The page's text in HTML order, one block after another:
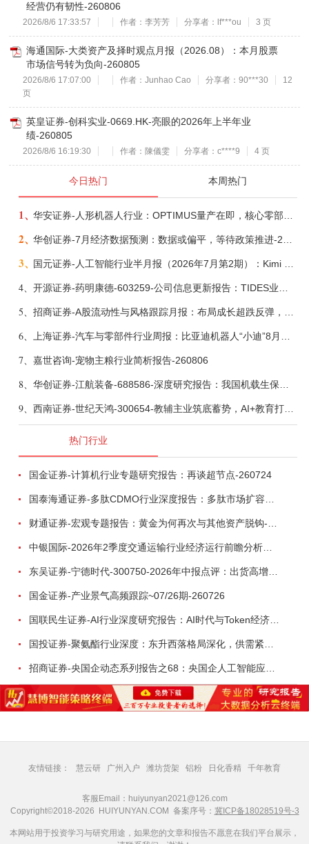
经营仍有韧性-260806
2026/8/6 17:33:57 作者：李芳芳 分享者：lf***ou 3 页
海通国际-大类资产及择时观点月报（2026.08）：本月股票
市场信号转为负向-260805
2026/8/6 17:07:00 作者：Junhao Cao 分享者：90***30
12
页
英皇证券-创科实业-0669.HK-亮眼的2026年上半年业
绩-260805
2026/8/6 16:19:30 作者：陳儀雯 分享者：c****9 4 页
今日热门 本周热门
1、 华安证券-人形机器人行业：OPTIMUS量产在即，核心零部件充分受益-260803
2、 华创证券-7月经济数据预测：数据或偏平，等待政策推进-260805
3、 国元证券-人工智能行业半月报（2026年7月第2期）：Kimi K3发布，引领开源大模型发展-260805
4、 开源证券-药明康德-603259-公司信息更新报告：TIDES业务超预期增长，小分子D&M加速向上-260805
5、 招商证券-A股流动性与风格跟踪月报：布局成长超跌反弹，保留部分再平衡配置-260805
6、 上海证券-汽车与零部件行业周报：比亚迪机器人“小迪”8月亮相，“人工智能+”赋能邮政无人机无人车加速落地-260805
7、 嘉世咨询-宠物主粮行业简析报告-260806
8、 华创证券-江航装备-688586-深度研究报告：我国机载生保与燃油系统核心供应商，发力“民机+军贸+特种制冷”新质新域——华创交运|航空强国系列（十二）-260804
9、 西南证券-世纪天鸿-300654-教辅主业筑底蓄势，AI+教育打开第二曲线-260729
热门行业
国金证券-计算机行业专题研究报告：再谈超节点-260724
国泰海通证券-多肽CDMO行业深度报告：多肽市场扩容带动CDMO产能扩建-260727
财通证券-宏观专题报告：黄金为何再次与其他资产脱钩-260726
中银国际-2026年2季度交通运输行业经济运行前瞻分析：地缘冲突致航运和航空景气度分化，交通基础设施板块总体呈现稳健特征-260724
东吴证券-宁德时代-300750-2026年中报点评：出货高增业绩稳健，回购彰显龙头信心-260726
国金证券-产业景气高频跟踪~07/26期-260726
国联民生证券-AI行业深度研究报告：AI时代与Token经济，从技术符号到数字石油-260801
国投证券-聚氨酯行业深度：东升西落格局深化，供需紧平衡驱动盈利修复-260804
招商证券-央国企动态系列报告之68：央国企人工智能应用场景专题-260803
友情链接： 慧云研 广州入户 潍坊货架 铝粉 日化香精 千年教育
客服Email：huiyunyan2021@126.com
Copyright©2018-2026 HUIYUNYAN.COM 备案序号： 冀ICP备18028519号-3
本网站用于投资学习与研究用途，如果您的文章和报告不愿意在我们平台展示，